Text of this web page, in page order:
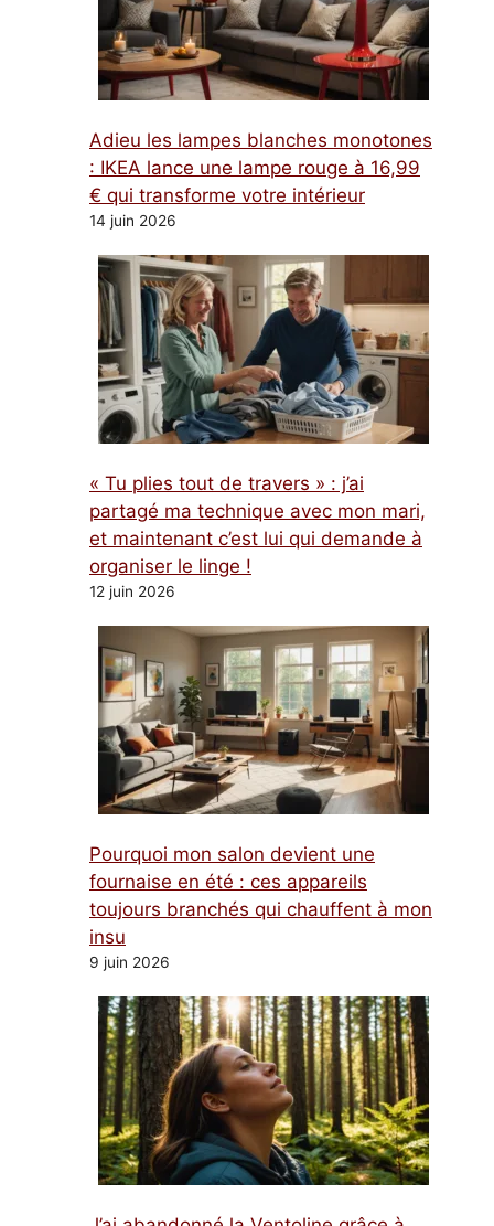
Adieu les lampes blanches monotones
: IKEA lance une lampe rouge à 16,99
€ qui transforme votre intérieur
14 juin 2026
« Tu plies tout de travers » : j’ai
partagé ma technique avec mon mari,
et maintenant c’est lui qui demande à
organiser le linge !
12 juin 2026
Pourquoi mon salon devient une
fournaise en été : ces appareils
toujours branchés qui chauffent à mon
insu
9 juin 2026